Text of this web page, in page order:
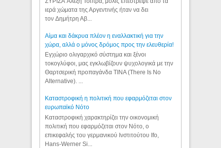
ιερά χώματα της Αργεντινής ήταν να δει
τον Δημήτρη Αβ...
Αίμα και δάκρυα πλέον η εναλλακτική για την
χώρα, αλλά ο μόνος δρόμος προς την ελευθερία!
Εγχώριο ολιγαρχικό σύστημα και ξένοι
τοκογλύφοι, μας εγκλωβίζουν ψυχολογικά με την
Θαρτσερική προπαγάνδα TINA (There Is No
Alternative). ...
Καταστροφική η πολιτική που εφαρμόζεται στον
ευρωπαϊκό Νότο
Καταστροφική χαρακτηρίζει την οικονομική
πολιτική που εφαρμόζεται στον Νότο, ο
επικεφαλής του γερμανικού Ινστιτούτου Ifo,
Hans-Werner Si...